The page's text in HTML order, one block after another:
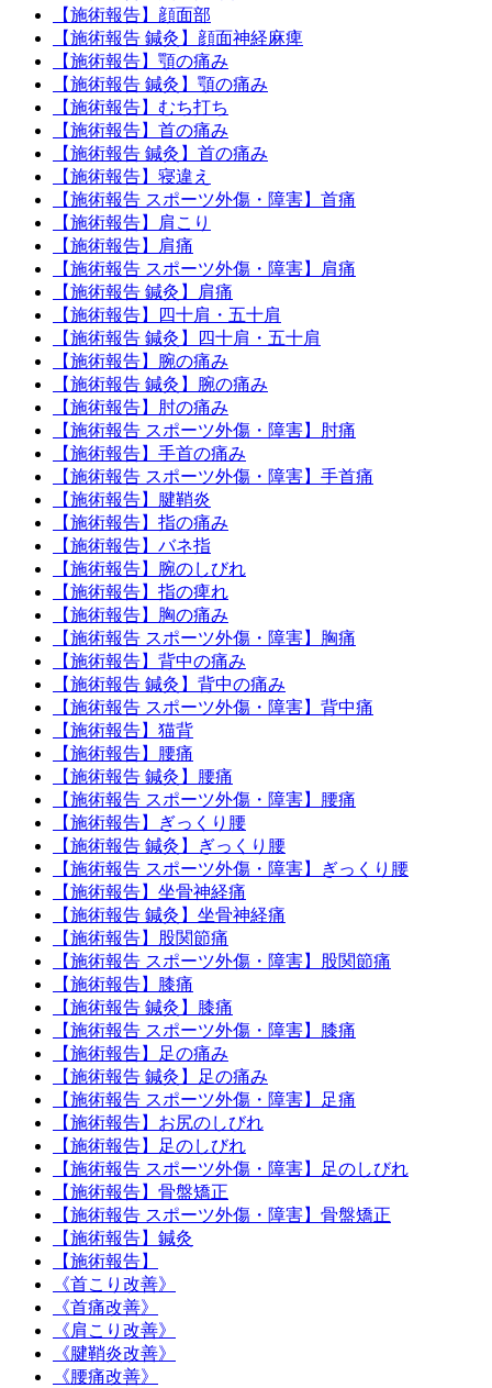
【施術報告】顔面部
【施術報告 鍼灸】顔面神経麻痺
【施術報告】顎の痛み
【施術報告 鍼灸】顎の痛み
【施術報告】むち打ち
【施術報告】首の痛み
【施術報告 鍼灸】首の痛み
【施術報告】寝違え
【施術報告 スポーツ外傷・障害】首痛
【施術報告】肩こり
【施術報告】肩痛
【施術報告 スポーツ外傷・障害】肩痛
【施術報告 鍼灸】肩痛
【施術報告】四十肩・五十肩
【施術報告 鍼灸】四十肩・五十肩
【施術報告】腕の痛み
【施術報告 鍼灸】腕の痛み
【施術報告】肘の痛み
【施術報告 スポーツ外傷・障害】肘痛
【施術報告】手首の痛み
【施術報告 スポーツ外傷・障害】手首痛
【施術報告】腱鞘炎
【施術報告】指の痛み
【施術報告】バネ指
【施術報告】腕のしびれ
【施術報告】指の痺れ
【施術報告】胸の痛み
【施術報告 スポーツ外傷・障害】胸痛
【施術報告】背中の痛み
【施術報告 鍼灸】背中の痛み
【施術報告 スポーツ外傷・障害】背中痛
【施術報告】猫背
【施術報告】腰痛
【施術報告 鍼灸】腰痛
【施術報告 スポーツ外傷・障害】腰痛
【施術報告】ぎっくり腰
【施術報告 鍼灸】ぎっくり腰
【施術報告 スポーツ外傷・障害】ぎっくり腰
【施術報告】坐骨神経痛
【施術報告 鍼灸】坐骨神経痛
【施術報告】股関節痛
【施術報告 スポーツ外傷・障害】股関節痛
【施術報告】膝痛
【施術報告 鍼灸】膝痛
【施術報告 スポーツ外傷・障害】膝痛
【施術報告】足の痛み
【施術報告 鍼灸】足の痛み
【施術報告 スポーツ外傷・障害】足痛
【施術報告】お尻のしびれ
【施術報告】足のしびれ
【施術報告 スポーツ外傷・障害】足のしびれ
【施術報告】骨盤矯正
【施術報告 スポーツ外傷・障害】骨盤矯正
【施術報告】鍼灸
【施術報告】
《首こり改善》
《首痛改善》
《肩こり改善》
《腱鞘炎改善》
《腰痛改善》